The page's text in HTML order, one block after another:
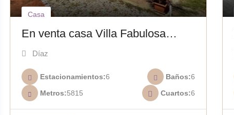
Casa
En venta casa Villa Fabulosa
ubicada en el rinconcito C-014
Díaz
Estacionamientos 6 Baños 6
Metros 5815 Cuartos 6